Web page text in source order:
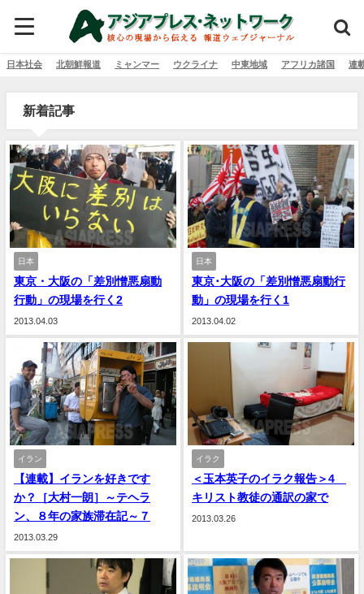
日本社会 北朝鮮報道 ミャンマー ウクライナ 中東地域 アフリカ諸国 連
新着記事
日本
東京・大阪の「差別憎悪扇動
行動」の現場を行く2
2013.04.03
日本
東京･大阪の「差別憎悪扇動行
動」の現場を行く1
2013.04.02
イラン
【連載】イランを好きです
か？［大村一朗］～テヘラ
ン、８年の家族滞在記～７
2013.03.29
イラク
＜玉本英子のイラク報告＞4
キリスト教徒の通訳の家で
2013.03.26